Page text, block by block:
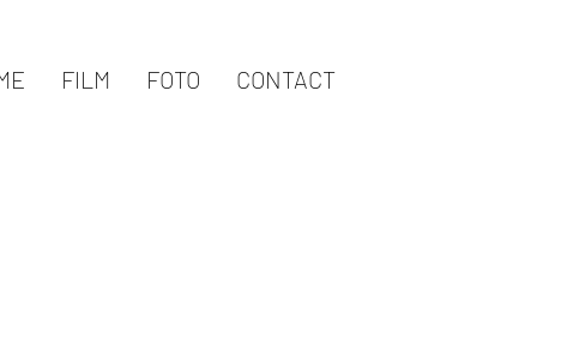
FILM FOTO CONTACT